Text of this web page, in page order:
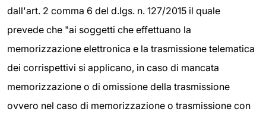
dall'art. 2 comma 6 del d.lgs. n. 127/2015 il quale
prevede che "ai soggetti che effettuano la
memorizzazione elettronica e la trasmissione telematica
dei corrispettivi si applicano, in caso di mancata
memorizzazione o di omissione della trasmissione
ovvero nel caso di memorizzazione o trasmissione con